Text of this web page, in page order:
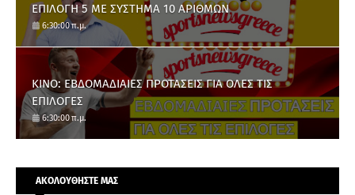
ΕΠΙΛΟΓΗ 5 ΜΕ ΣΥΣΤΗΜΑ 10 ΑΡΙΘΜΩΝ
6:30:00 π.μ.
ΚΙΝΟ: ΕΒΔΟΜΑΔΙΑΙΕΣ ΠΡΟΤΑΣΕΙΣ ΓΙΑ ΟΛΕΣ ΤΙΣ
ΕΠΙΛΟΓΕΣ
6:30:00 π.μ.
ΑΚΟΛΟΥΘΗΣΤΕ ΜΑΣ